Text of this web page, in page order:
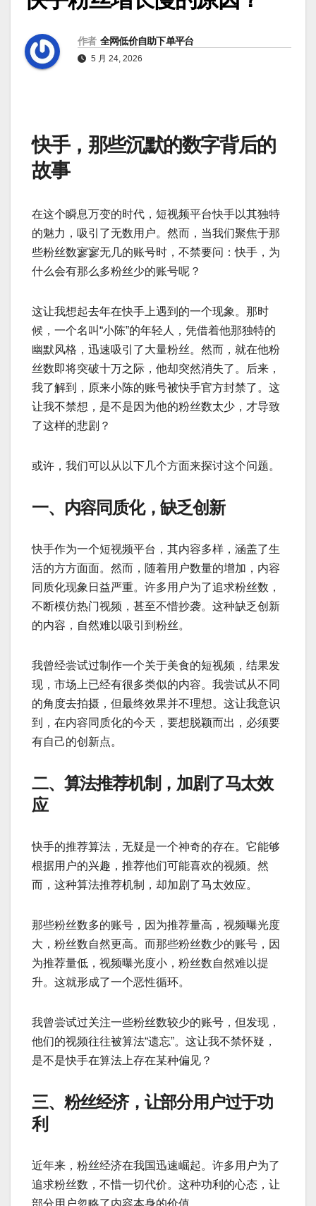
作者 全网低价自助下单平台
5 月 24, 2026
快手，那些沉默的数字背后的
故事
在这个瞬息万变的时代，短视频平台快手以其独特
的魅力，吸引了无数用户。然而，当我们聚焦于那
些粉丝数寥寥无几的账号时，不禁要问：快手，为
什么会有那么多粉丝少的账号呢？
这让我想起去年在快手上遇到的一个现象。那时
候，一个名叫“小陈”的年轻人，凭借着他那独特的
幽默风格，迅速吸引了大量粉丝。然而，就在他粉
丝数即将突破十万之际，他却突然消失了。后来，
我了解到，原来小陈的账号被快手官方封禁了。这
让我不禁想，是不是因为他的粉丝数太少，才导致
了这样的悲剧？
或许，我们可以从以下几个方面来探讨这个问题。
一、内容同质化，缺乏创新
快手作为一个短视频平台，其内容多样，涵盖了生
活的方方面面。然而，随着用户数量的增加，内容
同质化现象日益严重。许多用户为了追求粉丝数，
不断模仿热门视频，甚至不惜抄袭。这种缺乏创新
的内容，自然难以吸引到粉丝。
我曾经尝试过制作一个关于美食的短视频，结果发
现，市场上已经有很多类似的内容。我尝试从不同
的角度去拍摄，但最终效果并不理想。这让我意识
到，在内容同质化的今天，要想脱颖而出，必须要
有自己的创新点。
二、算法推荐机制，加剧了马太效
应
快手的推荐算法，无疑是一个神奇的存在。它能够
根据用户的兴趣，推荐他们可能喜欢的视频。然
而，这种算法推荐机制，却加剧了马太效应。
那些粉丝数多的账号，因为推荐量高，视频曝光度
大，粉丝数自然更高。而那些粉丝数少的账号，因
为推荐量低，视频曝光度小，粉丝数自然难以提
升。这就形成了一个恶性循环。
我曾尝试过关注一些粉丝数较少的账号，但发现，
他们的视频往往被算法“遗忘”。这让我不禁怀疑，
是不是快手在算法上存在某种偏见？
三、粉丝经济，让部分用户过于功
利
近年来，粉丝经济在我国迅速崛起。许多用户为了
追求粉丝数，不惜一切代价。这种功利的心态，让